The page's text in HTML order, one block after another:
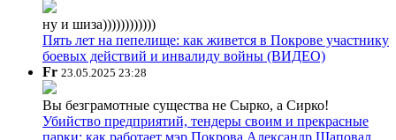
ну и шиза))))))))))))
Пять лет на пепелище: как живется в Покрове участнику
боевых действий и инвалиду войны (ВИДЕО)
Fr 23.05.2025 23:28
Вы безграмотные существа не Сырко, а Сирко!
Убийство предприятий, тендеры своим и прекрасные
парки: как работает мэр Покрова Александр Шаповал